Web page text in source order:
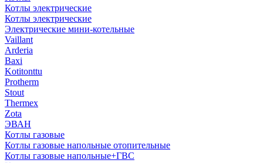
Котлы электрические
Котлы электрические
Электрические мини-котельные
Vaillant
Arderia
Baxi
Kotitonttu
Protherm
Stout
Thermex
Zota
ЭВАН
Котлы газовые
Котлы газовые напольные отопительные
Котлы газовые напольные+ГВС